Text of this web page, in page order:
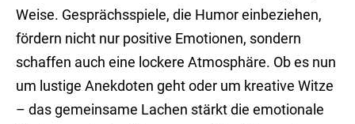
Weise. Gesprächsspiele, die Humor einbeziehen,
fördern nicht nur positive Emotionen, sondern
schaffen auch eine lockere Atmosphäre. Ob es nun
um lustige Anekdoten geht oder um kreative Witze
– das gemeinsame Lachen stärkt die emotionale